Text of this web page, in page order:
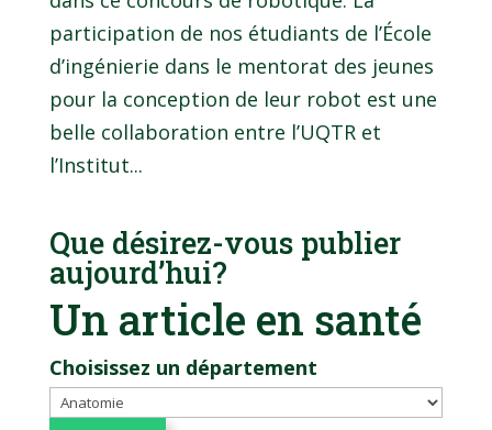
participation de nos étudiants de l’École
d’ingénierie dans le mentorat des jeunes
pour la conception de leur robot est une
belle collaboration entre l’UQTR et
l’Institut...
Que désirez-vous publier
aujourd’hui?
Un article en santé
Choisissez un département